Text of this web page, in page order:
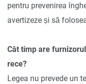
pentru prevenirea
avertizeze și să
Cât timp are
rece?
Legea nu prevede un